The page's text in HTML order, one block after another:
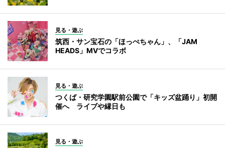
見る・遊ぶ
筑西・サン宝石の「ほっぺちゃん」、「JAM
HEADS」MVでコラボ
見る・遊ぶ
つくば・研究学園駅前公園で「キッズ盆踊り」初開
催へ ライブや縁日も
見る・遊ぶ